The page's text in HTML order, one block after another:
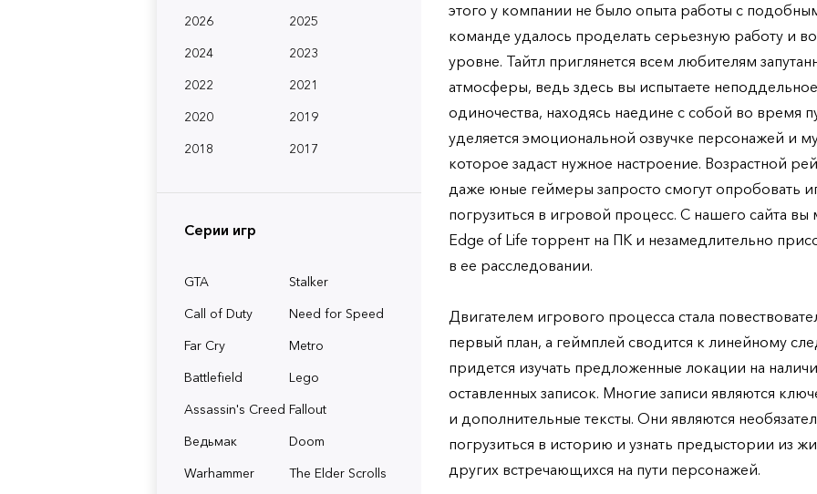
2026
2025
2024
2023
2022
2021
2020
2019
2018
2017
Серии игр
GTA
Stalker
Call of Duty
Need for Speed
Far Cry
Metro
Battlefield
Lego
Assassin's Creed Fallout
Ведьмак
Doom
Warhammer
The Elder Scrolls
этого у компании не было опыта работы с
команде удалось проделать серьезную работу и
уровне. Тайтл приглянется всем любителям
атмосферы, ведь здесь вы испытаете неподдельное
одиночества, находясь наедине с собой во время
уделяется эмоциональной озвучке персонажей и
которое задаст нужное настроение. Возрастной
даже юные геймеры запросто смогут опробовать
погрузиться в игровой процесс. С нашего сайта вы
Edge of Life торрент на ПК и незамедлительно
в ее расследовании.
Двигателем игрового процесса стала
первый план, а геймплей сводится к линейному
придется изучать предложенные локации на
оставленных записок. Многие записи являются
и дополнительные тексты. Они являются
погрузиться в историю и узнать предыстории из
других встречающихся на пути персонажей.